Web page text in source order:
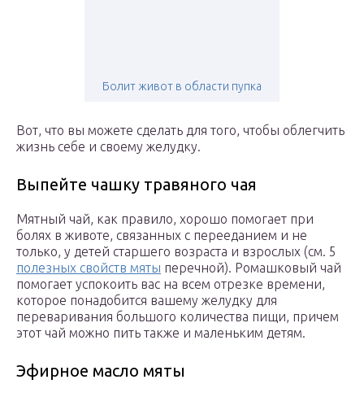
Болит живот в области пупка
Вот, что вы можете сделать для того, чтобы облегчить
жизнь себе и своему желудку.
Выпейте чашку травяного чая
Мятный чай, как правило, хорошо помогает при
болях в животе, связанных с перееданием и не
только, у детей старшего возраста и взрослых (см. 5
полезных свойств мяты перечной). Ромашковый чай
помогает успокоить вас на всем отрезке времени,
которое понадобится вашему желудку для
переваривания большого количества пищи, причем
этот чай можно пить также и маленьким детям.
Эфирное масло мяты